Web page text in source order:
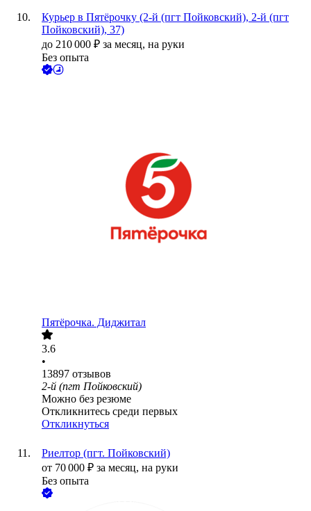
Курьер в Пятёрочку (2-й (пгт Пойковский), 2-й (пгт
Пойковский), 37)
до 210 000 ₽ за месяц, на руки
Без опыта
Пятёрочка. Диджитал
3.6
•
13897 отзывов
2-й (пгт Пойковский)
Можно без резюме
Откликнитесь среди первых
Откликнуться
Риелтор (пгт. Пойковский)
от 70 000 ₽ за месяц, на руки
Без опыта